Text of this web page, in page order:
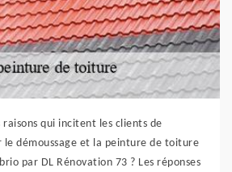
raisons qui incitent les clients de
le démoussage et la peinture de toiture
par DL Rénovation 73 ? Les réponses